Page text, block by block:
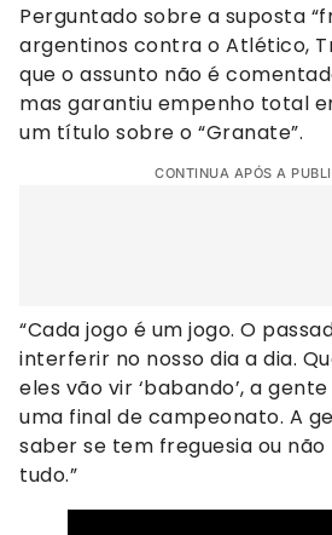
Perguntado sobre a suposta
argentinos contra o Atlético,
que o assunto não é
mas garantiu empenho total
um título sobre o “Granate”.
CONTINUA APÓS A
“Cada jogo é um jogo. O
interferir no nosso dia a dia.
eles vão vir ‘babando’, a
uma final de campeonato. A
saber se tem freguesia ou
tudo.”